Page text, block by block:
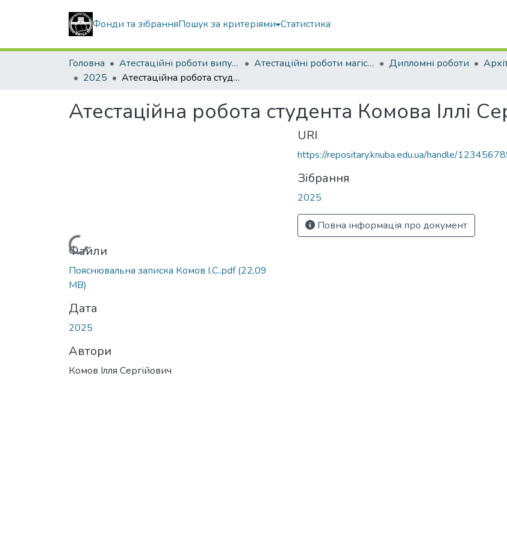
Фонди та зібранняПошук за критеріями Статистика
Головна Атестаційні роботи випускників Атестаційні роботи магістрів Дипломні роботи
2025
Атестаційна робота студента Комова Іллі Сергійовича
Атестаційна робота студента Комова Іллі
Вантажиться...
Файли
Пояснювальна записка Комов І.С..pdf(22,09
MB)
Дата
2025
Автори
Комов Ілля Сергійович
URI
https://repositary.knuba.edu.ua/handle/
Зібрання
2025
Повна інформація про документ